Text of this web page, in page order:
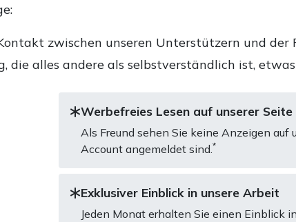
zwischen unseren Unterstützern und
die alles andere als selbstverständlich ist,
Werbefreies Lesen auf unserer Seite
Als Freund sehen Sie keine Anzeigen
Account angemeldet sind. *
Exklusiver Einblick in unsere Arbeit
Jeden Monat erhalten Sie einen Einblick